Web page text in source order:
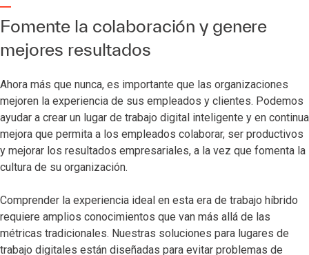
Fomente la colaboración y genere
mejores resultados
Ahora más que nunca, es importante que las organizaciones
mejoren la experiencia de sus empleados y clientes. Podemos
ayudar a crear un lugar de trabajo digital inteligente y en continua
mejora que permita a los empleados colaborar, ser productivos
y mejorar los resultados empresariales, a la vez que fomenta la
cultura de su organización.
Comprender la experiencia ideal en esta era de trabajo híbrido
requiere amplios conocimientos que van más allá de las
métricas tradicionales. Nuestras soluciones para lugares de
trabajo digitales están diseñadas para evitar problemas de